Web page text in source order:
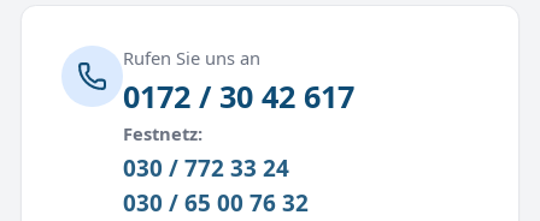
Rufen Sie uns an
0172 / 30 42 617
Festnetz:
030 / 772 33 24
030 / 65 00 76 32